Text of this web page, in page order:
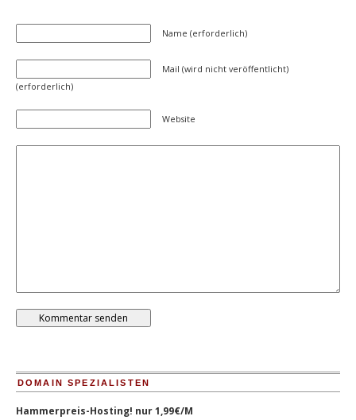
Name (erforderlich)
Mail (wird nicht veröffentlicht)
(erforderlich)
Website
DOMAIN SPEZIALISTEN
Hammerpreis-Hosting! nur 1,99€/M